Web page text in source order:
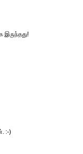
இருந்தது!
:-)